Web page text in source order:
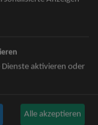
aktivieren oder
Alle akzeptieren